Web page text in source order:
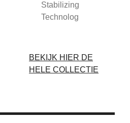
Stabilizing
Technolog
BEKIJK HIER DE
HELE COLLECTIE